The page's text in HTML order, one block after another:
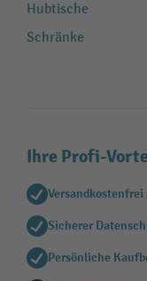
Hubtische
Schränke
Ihre Profi-
Versandkostenfrei
Sicherer
Persönliche